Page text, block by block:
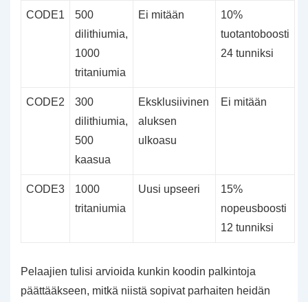
CODE1
500
dilithiumia,
1000
tritaniumia
Ei mitään
10%
tuotantoboosti
24 tunniksi
CODE2
300
dilithiumia,
500
kaasua
Eksklusiivinen
aluksen
ulkoasu
Ei mitään
CODE3
1000
tritaniumia
Uusi upseeri
15%
nopeusboosti
12 tunniksi
Pelaajien tulisi arvioida kunkin koodin palkintoja
päättääkseen, mitkä niistä sopivat parhaiten heidän